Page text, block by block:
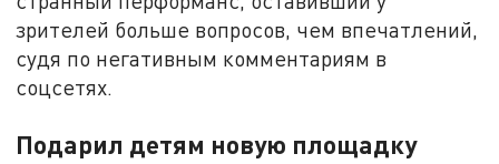
зрителей больше вопросов, чем впечатлений,
судя по негативным комментариям в
соцсетях.
Подарил детям новую площадку